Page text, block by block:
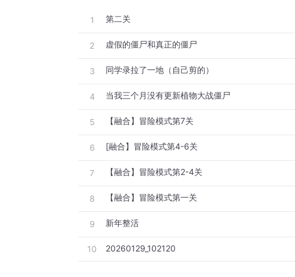
1 第二关
2 虚假的僵尸和真正的僵尸
3 同学录拉了一地（自己剪的）
4 当我三个月没有更新植物大战僵尸
5 【融合】冒险模式第7关
6 [融合】冒险模式第4-6关
7 【融合】冒险模式第2-4关
8 【融合】冒险模式第一关
9 新年整活
10 20260129_102120